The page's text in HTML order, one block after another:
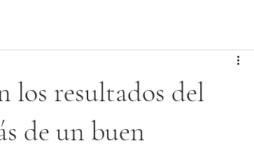
los resultados del
de un buen